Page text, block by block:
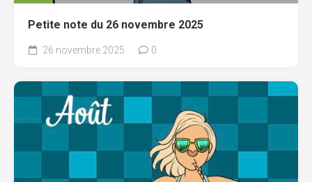
Petite note du 26 novembre 2025
26 novembre 2025 0